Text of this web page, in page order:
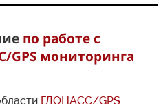
по работе с
мониторинга
ГЛОНАСС/GPS